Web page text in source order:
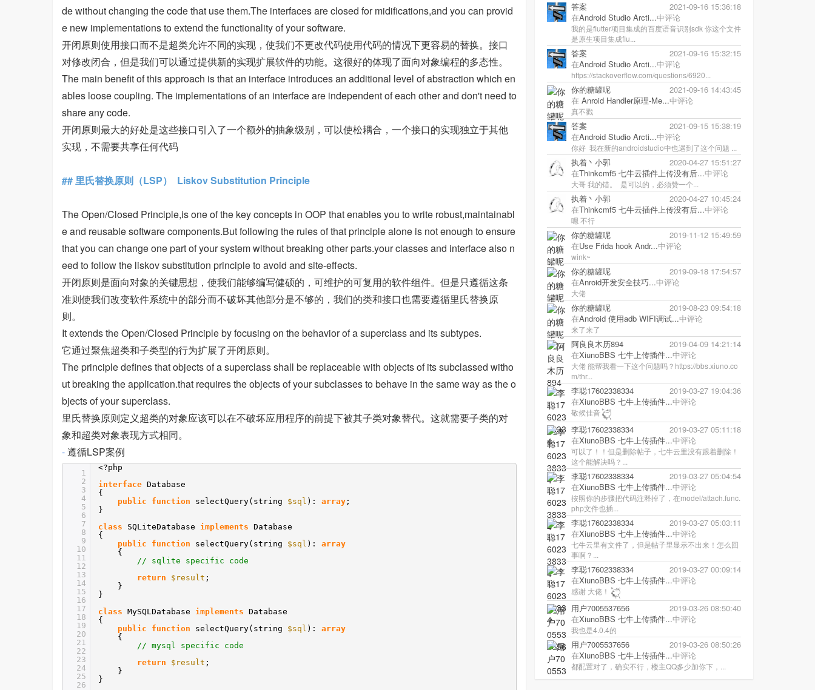
de without changing the code that use them.The interfaces are closed for midifications,and you can provid
e new implementations to extend the functionality of your software.
开闭原则使用接口而不是超类允许不同的实现，使我们不更改代码使用代码的情况下更容易的替换。接口
对修改闭合，但是我们可以通过提供新的实现扩展软件的功能。这很好的体现了面向对象编程的多态性。
The main benefit of this approach is that an interface introduces an additional level of abstraction which en
ables loose coupling. The implementations of an interface are independent of each other and don't need to
share any code.
开闭原则最大的好处是这些接口引入了一个额外的抽象级别，可以使松耦合，一个接口的实现独立于其他
实现，不需要共享任何代码
## 里氏替换原则（LSP） Liskov Substitution Principle
The Open/Closed Principle,is one of the key concepts in OOP that enables you to write robust,maintainabl
e and reusable software components.But following the rules of that principle alone is not enough to ensure
that you can change one part of your system without breaking other parts.your classes and interface also n
eed to follow the liskov substitution principle to avoid and site-effects.
开闭原则是面向对象的关键思想，使我们能够编写健硕的，可维护的可复用的软件组件。但是只遵循这条
准则使我们改变软件系统中的部分而不破坏其他部分是不够的，我们的类和接口也需要遵循里氏替换原
则。
It extends the Open/Closed Principle by focusing on the behavior of a superclass and its subtypes.
它通过聚焦超类和子类型的行为扩展了开闭原则。
The principle defines that objects of a superclass shall be replaceable with objects of its subclassed witho
ut breaking the application.that requires the objects of your subclasses to behave in the same way as the o
bjects of your superclass.
里氏替换原则定义超类的对象应该可以在不破坏应用程序的前提下被其子类对象替代。这就需要子类的对
象和超类对象表现方式相同。
-遵循LSP案例
1
2
3
4
5
6
7
8
9
10
11
12
13
14
15
16
17
18
19
20
21
22
23
24
25
26
<?php
interface Database
{
public
function selectQuery(string $sql ): array ;
}
class
SQLiteDatabase implements Database
{
public
function selectQuery(string $sql ): array
{
// sqlite specific code
return
$result ;
}
}
class MySQLDatabase implements Database
{
public
function selectQuery(string $sql ): array
{
// mysql specific code
return
$result ;
}
}
答案
2021-09-16 15:36:18
在Android Studio Arcti...中评论
我的是flutter项目集成的百度语音识别sdk 你这个文件
是原生项目集成flu...
答案
2021-09-16 15:32:15
在Android Studio Arcti...中评论
https://stackoverflow.com/questions/6920...
你的糖罐呢
2021-09-16 14:43:45
在 Anroid Handler原理-Me...中评论
真不戳
答案
2021-09-15 15:38:19
在Android Studio Arcti...中评论
你好 我在新的androidstudio中也遇到了这个问题 ...
执着丶小郭
2020-04-27 15:51:27
在Thinkcmf5 七牛云插件上传没有后...中评论
大哥 我的错。 是可以的，必须赞一个...
执着丶小郭
2020-04-27 10:45:24
在Thinkcmf5 七牛云插件上传没有后...中评论
嗯 不行
你的糖罐呢
2019-11-12 15:49:59
在Use Frida hook Andr...中评论
wink~
你的糖罐呢
2019-09-18 17:54:57
在Anroid开发安全技巧...中评论
大佬
你的糖罐呢
2019-08-23 09:54:18
在Android 使用adb WIFI调试...中评论
来了来了
阿良良木历894
2019-04-09 14:21:14
在XiunoBBS 七牛上传插件...中评论
大佬 能帮我看一下这个问题吗？https://bbs.xiuno.co
m/thr...
李聪17602338334
2019-03-27 19:04:36
在XiunoBBS 七牛上传插件...中评论
敬候佳音
李聪17602338334
2019-03-27 05:11:18
在XiunoBBS 七牛上传插件...中评论
可以了！！但是删除帖子，七牛云里没有跟着删除！
这个能解决吗？...
李聪17602338334
2019-03-27 05:04:54
在XiunoBBS 七牛上传插件...中评论
按照你的步骤把代码注释掉了，在model/attach.func.
php文件也插...
李聪17602338334
2019-03-27 05:03:11
在XiunoBBS 七牛上传插件...中评论
七牛云里有文件了，但是帖子里显示不出来！怎么回
事啊？...
李聪17602338334
2019-03-27 00:09:14
在XiunoBBS 七牛上传插件...中评论
感谢 大佬！
用户7005537656
2019-03-26 08:50:40
在XiunoBBS 七牛上传插件...中评论
我也是4.0.4的
用户7005537656
2019-03-26 08:50:26
在XiunoBBS 七牛上传插件...中评论
都配置对了，确实不行，楼主QQ多少加你下，...